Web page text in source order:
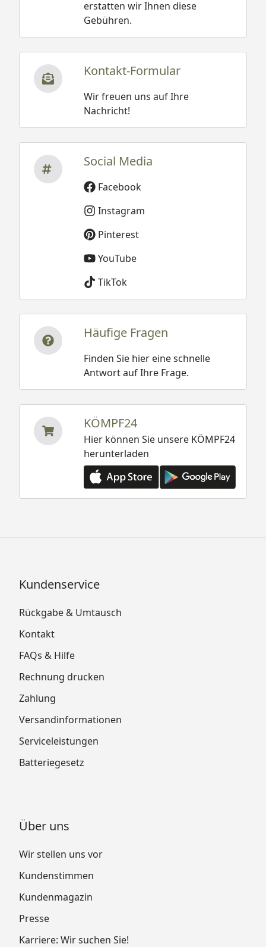
erstatten wir Ihnen diese
Gebühren.
Kontakt-Formular
Wir freuen uns auf Ihre
Nachricht!
Social Media
Facebook
Instagram
Pinterest
YouTube
TikTok
Häufige Fragen
Finden Sie hier eine schnelle
Antwort auf Ihre Frage.
KÖMPF24
Hier können Sie unsere KÖMPF24
herunterladen
Kundenservice
Rückgabe & Umtausch
Kontakt
FAQs & Hilfe
Rechnung drucken
Zahlung
Versandinformationen
Serviceleistungen
Batteriegesetz
Über uns
Wir stellen uns vor
Kundenstimmen
Kundenmagazin
Presse
Karriere: Wir suchen Sie!